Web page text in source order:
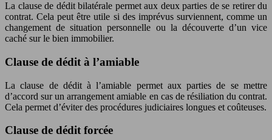
La clause de dédit bilatérale permet aux deux parties de se retirer du
contrat. Cela peut être utile si des imprévus surviennent, comme un
changement de situation personnelle ou la découverte d’un vice
caché sur le bien immobilier.
Clause de dédit à l’amiable
La clause de dédit à l’amiable permet aux parties de se mettre
d’accord sur un arrangement amiable en cas de résiliation du contrat.
Cela permet d’éviter des procédures judiciaires longues et coûteuses.
Clause de dédit forcée